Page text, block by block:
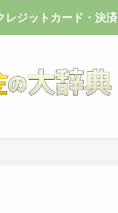
レジットカード・決済